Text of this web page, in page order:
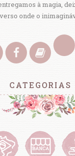
à magia,
onde o
CATEGORIAS